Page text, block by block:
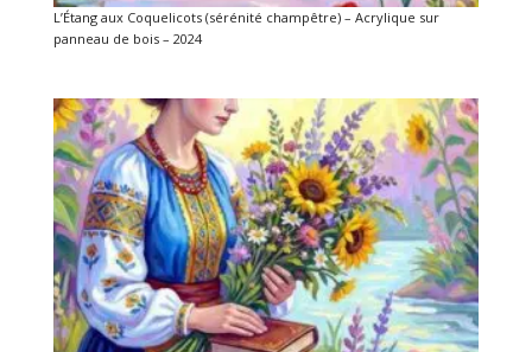
L’Étang aux Coquelicots (sérénité champêtre) – Acrylique sur
panneau de bois – 2024